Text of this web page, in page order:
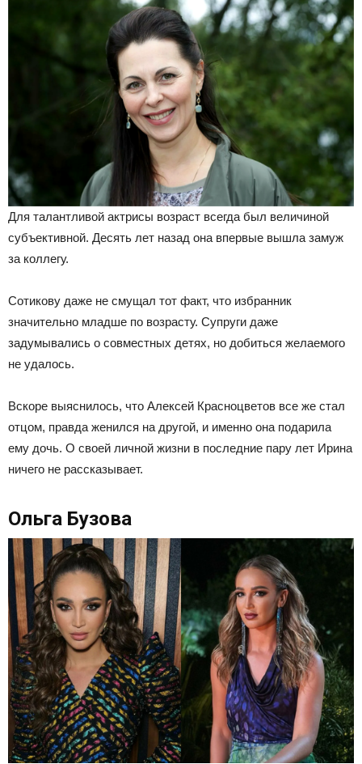
Для талантливой актрисы возраст всегда был величиной
субъективной. Десять лет назад она впервые вышла замуж
за коллегу.
Сотикову даже не смущал тот факт, что избранник
значительно младше по возрасту. Супруги даже
задумывались о совместных детях, но добиться желаемого
не удалось.
Вскоре выяснилось, что Алексей Красноцветов все же стал
отцом, правда женился на другой, и именно она подарила
ему дочь. О своей личной жизни в последние пару лет Ирина
ничего не рассказывает.
Ольга Бузова